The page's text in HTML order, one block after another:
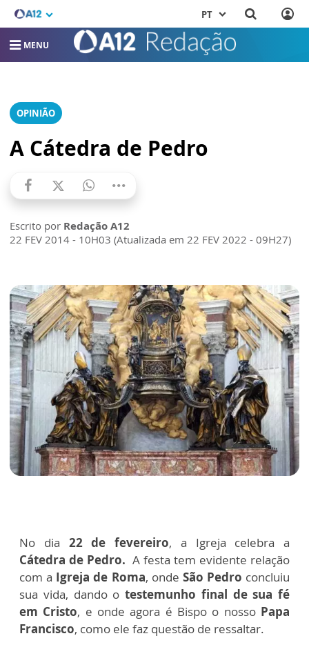
PT
MENU
OPINIÃO
A Cátedra de Pedro
Escrito por Redação A12
22 FEV 2014 - 10H03 (Atualizada em 22 FEV 2022 - 09H27)
No dia 22 de fevereiro, a Igreja celebra a
Cátedra de Pedro. A festa tem evidente relação
com a Igreja de Roma, onde São Pedro concluiu
sua vida, dando o testemunho final de sua fé
em Cristo, e onde agora é Bispo o nosso Papa
Francisco, como ele faz questão de ressaltar.